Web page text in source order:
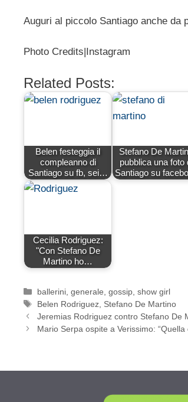
Auguri al piccolo Santiago anche da
Photo Credits|Instagram
Related Posts:
Belen festeggia il
compleanno di
Santiago su fb, sei…
Stefano De
pubblica una foto
Santiago su
Cecilia Rodriguez:
"Con Stefano De
Martino ho…
Categorie
ballerini ,generale ,gossip ,show girl
Tag
Belen Rodriguez Stefano De Martino
Jeremias Rodriguez contro Stefano De
Mario Serpa ospite a Verissimo: